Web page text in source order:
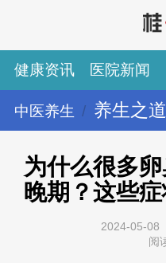
健康资讯 医院新闻
中医养生 养生之道
健康资讯 医院新闻
专家推荐 图说健康
为什么很多
晚期？这些
2024-05-08
阅